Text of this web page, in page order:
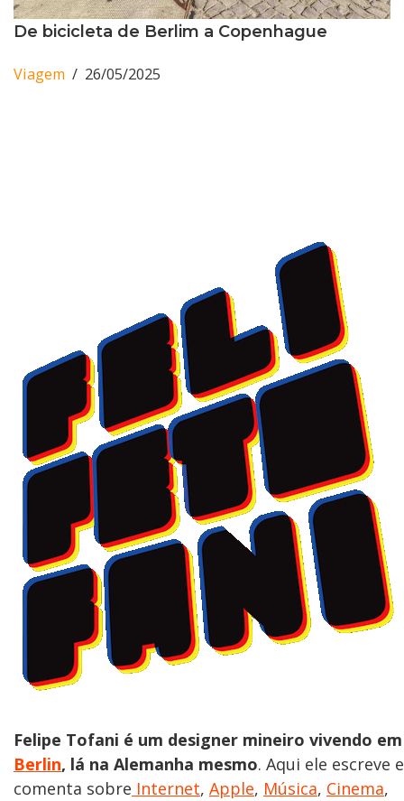
De bicicleta de Berlim a Copenhague
Viagem 26/05/2025
Felipe Tofani é um designer mineiro vivendo em
Berlin, lá na Alemanha mesmo. Aqui ele escreve e
comenta sobre Internet, Apple, Música, Cinema,